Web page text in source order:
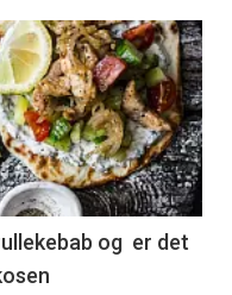
og er det